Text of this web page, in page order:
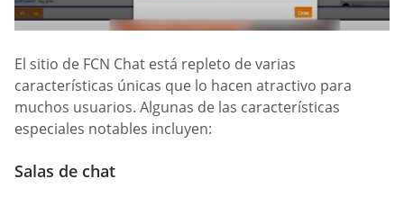
El sitio de FCN Chat está repleto de varias
características únicas que lo hacen atractivo para
muchos usuarios. Algunas de las características
especiales notables incluyen:
Salas de chat